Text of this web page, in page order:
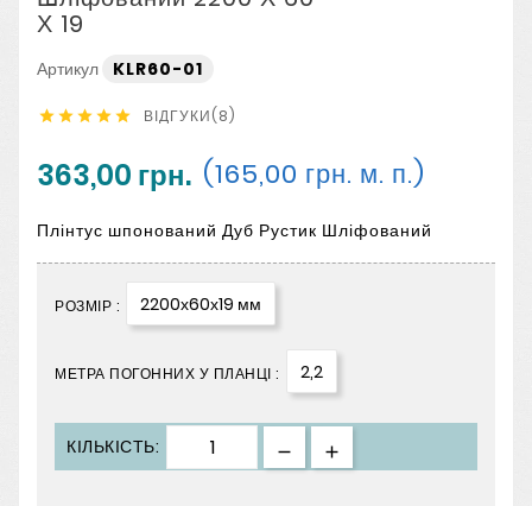
Х 19
Артикул KLR60-01
     ВІДГУКИ(8)
363,00 грн. (165,00 грн. м. п.)
Плінтус шпонований Дуб Рустик Шліфований
РОЗМІР : 2200х60х19 мм
МЕТРА ПОГОННИХ У ПЛАНЦІ : 2,2
КІЛЬКІСТЬ: